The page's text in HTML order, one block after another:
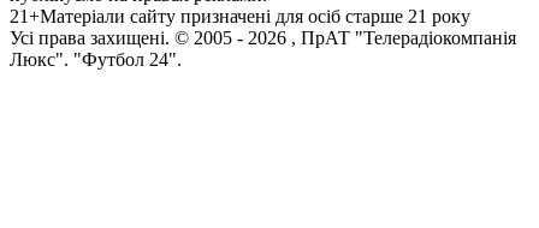
21+Матеріали сайту призначені для осіб старше 21 року
Усi права захищенi. © 2005 - 2026 , ПрАТ "Телерадіокомпанія
Люкс". "Футбол 24".